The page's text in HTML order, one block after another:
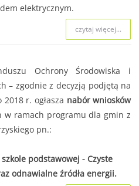
elektrycznym.
czytaj więcej...
Ochrony Środowiska i
– zgodnie z decyzją podjętą na
r. ogłasza nabór wniosków
w ramach programu dla gmin z
pn.:
podstawowej - Czyste
odnawialne źródła energii.